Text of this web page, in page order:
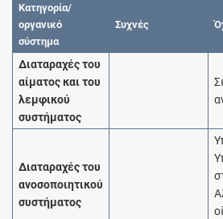
Κατηγορία/
οργανικό
σύστημα
Συχνές
Διαταραχές του
αίματος και του
λεμφικού
συστήματος
Διαταραχές του
ανοσοποιητικού
συστήματος